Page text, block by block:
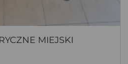
MIEJSKI